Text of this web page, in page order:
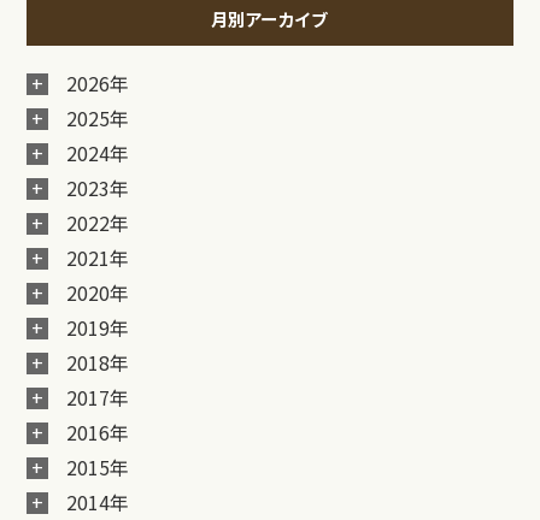
月別アーカイブ
2026年
2025年
2024年
2023年
2022年
2021年
2020年
2019年
2018年
2017年
2016年
2015年
2014年